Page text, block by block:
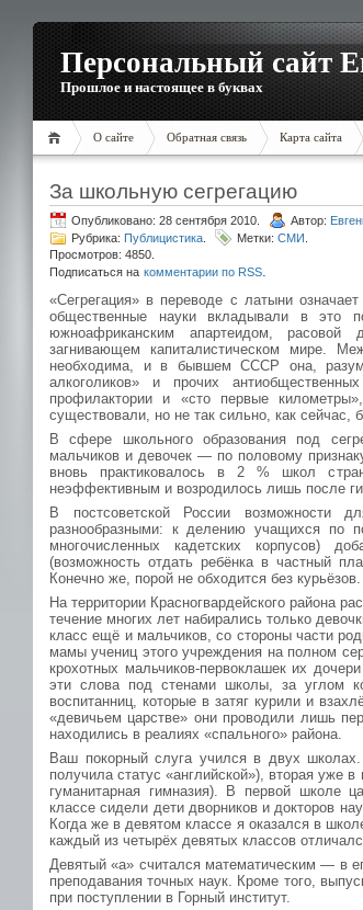
Персональный сайт
Прошлое и настоящее в буквах
О сайте Обратная связь Карта сайта
За школьную сегрегацию
Опубликовано: 28 сентября 2010. Автор:
Рубрика: Публицистика Метки: СМИ
Просмотров: 4850.
Подписаться на комментарии по RSS.
«Сегрегация» в переводе с латыни
общественные науки вкладывали в это
южноафриканским апартеидом, расовой
загнивающем капиталистическом мире.
необходима, и в бывшем СССР она,
алкоголиков» и прочих
профилактории и «сто первые
существовали, но не так сильно, как сейчас,
В сфере школьного образования под
мальчиков и девочек — по половому
вновь практиковалось в 2 % школ
неэффективным и возродилось лишь после
В постсоветской России возможности
разнообразными: к делению учащихся по
многочисленных кадетских корпусов)
(возможность отдать ребёнка в частный
Конечно же, порой не обходится без курьёзов.
На территории Красногвардейского района
течение многих лет набирались только
класс ещё и мальчиков, со стороны части
мамы учениц этого учреждения на полном
крохотных мальчиков-первоклашек их
эти слова под стенами школы, за углом
воспитанниц, которые в затяг курили и
«девичьем царстве» они проводили лишь
находились в реалиях «спального» района.
Ваш покорный слуга учился в двух
получила статус «английской»), вторая уже
гуманитарная гимназия). В первой школе
классе сидели дети дворников и докторов
Когда же в девятом классе я оказался в
каждый из четырёх девятых классов
Девятый «а» считался математическим — в
преподавания точных наук. Кроме того,
при поступлении в Горный институт.